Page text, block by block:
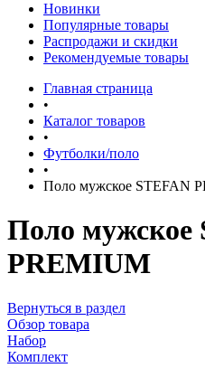
Новинки
Популярные товары
Распродажи и скидки
Рекомендуемые товары
Главная страница
•
Каталог товаров
•
Футболки/поло
•
Поло мужское STEFAN
Поло мужское
PREMIUM
Вернуться в раздел
Обзор товара
Набор
Комплект